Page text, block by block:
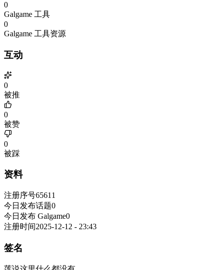
0
Galgame 工具
0
Galgame 工具资源
互动
0
被推
0
被赞
0
被踩
资料
注册序号65611
今日发布话题0
今日发布 Galgame0
注册时间2025-12-12 - 23:43
签名